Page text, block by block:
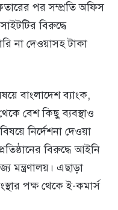
পর সম্প্রতি অফিস
বিরুদ্ধে
না দেওয়াসহ টাকা
বাংলাদেশ ব্যাংক,
বেশ কিছু ব্যবস্থাও
নির্দেশনা দেওয়া
বিরুদ্ধে আইনি
মন্ত্রণালয়। এছাড়া
পক্ষ থেকে ই-কমার্স